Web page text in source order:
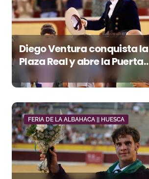
Diego Ventura conquista la
Plaza Real y abre la Puerta
Grande en El Puerto
FERIA DE LA ALBAHACA || HUESCA